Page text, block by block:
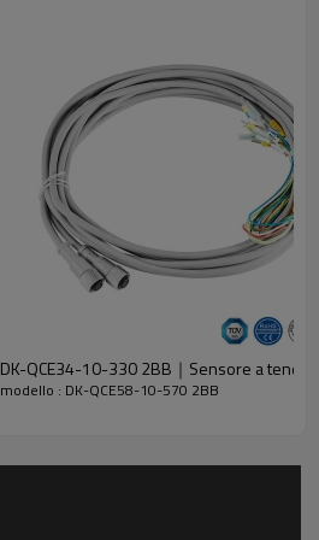
DK-QCE34-10-330 2BB｜Sensore a tenda
modello : DK-QCE58-10-570 2BB